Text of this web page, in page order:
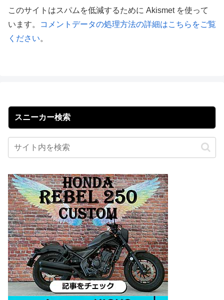
このサイトはスパムを低減するために Akismet を使って
います。
コメントデータの処理方法の詳細はこちらをご覧
ください。
スニーカー検索